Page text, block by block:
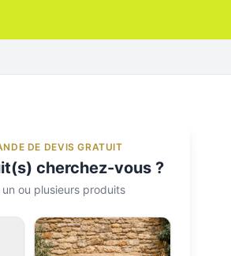
DE DEVIS GRATUIT
cherchez-vous ?
ou plusieurs produits